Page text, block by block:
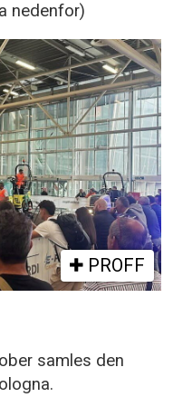
nedenfor)
PROFF
samles den